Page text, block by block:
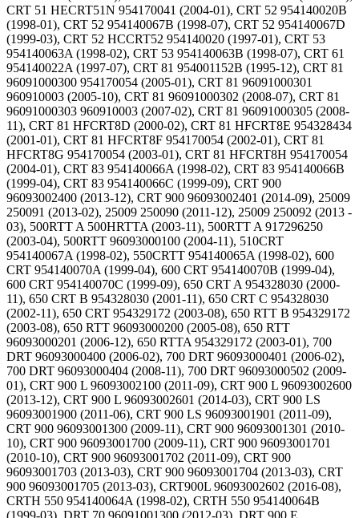
CRT 51 HECRT51N 954170041 (2004-01), CRT 52 954140020B
(1998-01), CRT 52 954140067B (1998-07), CRT 52 954140067D
(1999-03), CRT 52 HCCRT52 954140020 (1997-01), CRT 53
954140063A (1998-02), CRT 53 954140063B (1998-07), CRT 61
954140022A (1997-07), CRT 81 954001152B (1995-12), CRT 81
96091000300 954170054 (2005-01), CRT 81 96091000301
960910003 (2005-10), CRT 81 96091000302 (2008-07), CRT 81
96091000303 960910003 (2007-02), CRT 81 96091000305 (2008-
11), CRT 81 HFCRT8D (2000-02), CRT 81 HFCRT8E 954328434
(2001-01), CRT 81 HFCRT8F 954170054 (2002-01), CRT 81
HFCRT8G 954170054 (2003-01), CRT 81 HFCRT8H 954170054
(2004-01), CRT 83 954140066A (1998-02), CRT 83 954140066B
(1999-04), CRT 83 954140066C (1999-09), CRT 900
96093002400 (2013-12), CRT 900 96093002401 (2014-09), 25009
250091 (2013-02), 25009 250090 (2011-12), 25009 250092 (2013 -
03), 500RTT A 500HRTTA (2003-11), 500RTT A 917296250
(2003-04), 500RTT 96093000100 (2004-11), 510CRT
954140067A (1998-02), 550CRTT 954140065A (1998-02), 600
CRT 954140070A (1999-04), 600 CRT 954140070B (1999-04),
600 CRT 954140070C (1999-09), 650 CRT A 954328030 (2000-
11), 650 CRT B 954328030 (2001-11), 650 CRT C 954328030
(2002-11), 650 CRT 954329172 (2003-08), 650 RTT B 954329172
(2003-08), 650 RTT 96093000200 (2005-08), 650 RTT
96093000201 (2006-12), 650 RTTA 954329172 (2003-01), 700
DRT 96093000400 (2006-02), 700 DRT 96093000401 (2006-02),
700 DRT 96093000404 (2008-11), 700 DRT 96093000502 (2009-
01), CRT 900 L 96093002100 (2011-09), CRT 900 L 96093002600
(2013-12), CRT 900 L 96093002601 (2014-03), CRT 900 LS
96093001900 (2011-06), CRT 900 LS 96093001901 (2011-09),
CRT 900 96093001300 (2009-11), CRT 900 96093001301 (2010-
10), CRT 900 96093001700 (2009-11), CRT 900 96093001701
(2010-10), CRT 900 96093001702 (2011-09), CRT 900
96093001703 (2013-03), CRT 900 96093001704 (2013-03), CRT
900 96093001705 (2013-03), CRT900L 96093002602 (2016-08),
CRTH 550 954140064A (1998-02), CRTH 550 954140064B
(1999-03), DRT 70 96091001300 (2012-03), DRT 900 E